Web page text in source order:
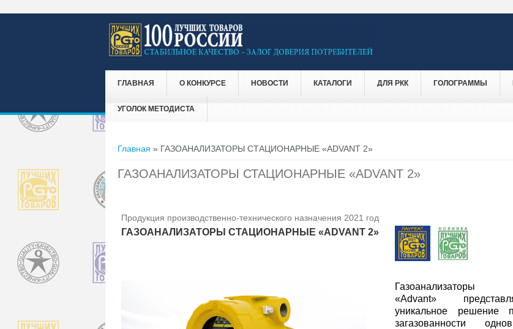
ГЛАВНАЯ О КОНКУРСЕ НОВОСТИ КАТАЛОГИ ДЛЯ РКК ГОЛОГРАММЫ
УГОЛОК МЕТОДИСТА
Вы здесь
Главная » ГАЗОАНАЛИЗАТОРЫ СТАЦИОНАРНЫЕ «ADVANT 2»
ГАЗОАНАЛИЗАТОРЫ СТАЦИОНАРНЫЕ «ADVANT 2»
Продукция производственно-технического назначения 2021 год
ГАЗОАНАЛИЗАТОРЫ СТАЦИОНАРНЫЕ «ADVANT 2»
Газоанализаторы
«Advant»
уникальное решение
загазованности